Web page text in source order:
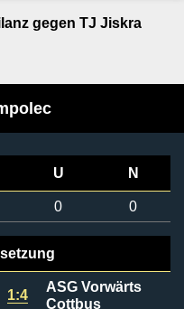
gegen TJ Jiskra
U N
0 0
1:4
ASG Vorwärts
Cottbus